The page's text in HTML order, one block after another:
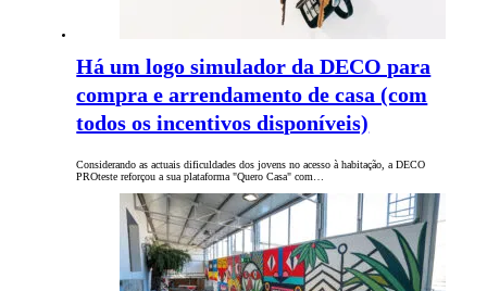
Há um logo simulador da DECO para
compra e arrendamento de casa (com
todos os incentivos disponíveis)
Considerando as actuais dificuldades dos jovens no acesso à habitação, a DECO
PROteste reforçou a sua plataforma "Quero Casa" com…